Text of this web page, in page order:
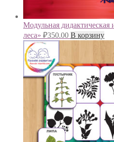
Модульная
леса» ₽350.00 В корзину